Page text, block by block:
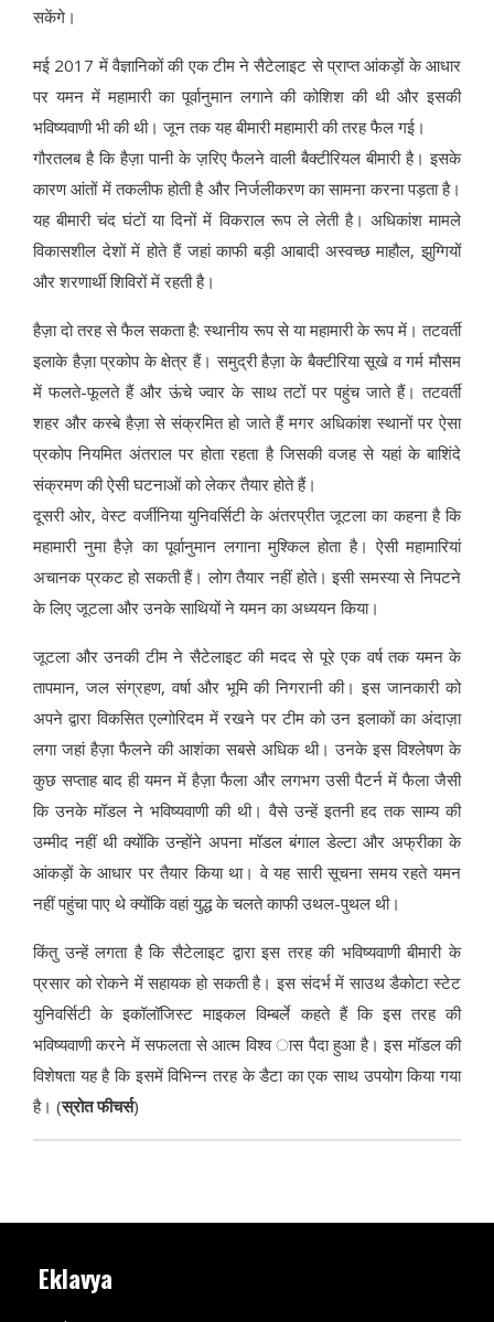
सकेंगे।
मई 2017 में वैज्ञानिकों की एक टीम ने सैटेलाइट से प्राप्त आंकड़ों के आधार
पर यमन में महामारी का पूर्वानुमान लगाने की कोशिश की थी और इसकी
भविष्यवाणी भी की थी। जून तक यह बीमारी महामारी की तरह फैल गई।
गौरतलब है कि हैज़ा पानी के ज़रिए फैलने वाली बैक्टीरियल बीमारी है। इसके
कारण आंतों में तकलीफ होती है और निर्जलीकरण का सामना करना पड़ता है।
यह बीमारी चंद घंटों या दिनों में विकराल रूप ले लेती है। अधिकांश मामले
विकासशील देशों में होते हैं जहां काफी बड़ी आबादी अस्वच्छ माहौल, झुग्गियों
और शरणार्थी शिविरों में रहती है।
हैज़ा दो तरह से फैल सकता है: स्थानीय रूप से या महामारी के रूप में। तटवर्ती
इलाके हैज़ा प्रकोप के क्षेत्र हैं। समुद्री हैज़ा के बैक्टीरिया सूखे व गर्म मौसम
में फलते-फूलते हैं और ऊंचे ज्वार के साथ तटों पर पहुंच जाते हैं। तटवर्ती
शहर और कस्बे हैज़ा से संक्रमित हो जाते हैं मगर अधिकांश स्थानों पर ऐसा
प्रकोप नियमित अंतराल पर होता रहता है जिसकी वजह से यहां के बाशिंदे
संक्रमण की ऐसी घटनाओं को लेकर तैयार होते हैं।
दूसरी ओर, वेस्ट वर्जीनिया युनिवर्सिटी के अंतरप्रीत जूटला का कहना है कि
महामारी नुमा हैज़े का पूर्वानुमान लगाना मुश्किल होता है। ऐसी महामारियां
अचानक प्रकट हो सकती हैं। लोग तैयार नहीं होते। इसी समस्या से निपटने
के लिए जूटला और उनके साथियों ने यमन का अध्ययन किया।
जूटला और उनकी टीम ने सैटेलाइट की मदद से पूरे एक वर्ष तक यमन के
तापमान, जल संग्रहण, वर्षा और भूमि की निगरानी की। इस जानकारी को
अपने द्वारा विकसित एल्गोरिदम में रखने पर टीम को उन इलाकों का अंदाज़ा
लगा जहां हैज़ा फैलने की आशंका सबसे अधिक थी। उनके इस विश्लेषण के
कुछ सप्ताह बाद ही यमन में हैज़ा फैला और लगभग उसी पैटर्न में फैला जैसी
कि उनके मॉडल ने भविष्यवाणी की थी। वैसे उन्हें इतनी हद तक साम्य की
उम्मीद नहीं थी क्योंकि उन्होंने अपना मॉडल बंगाल डेल्टा और अफ्रीका के
आंकड़ों के आधार पर तैयार किया था। वे यह सारी सूचना समय रहते यमन
नहीं पहुंचा पाए थे क्योंकि वहां युद्ध के चलते काफी उथल-पुथल थी।
किंतु उन्हें लगता है कि सैटेलाइट द्वारा इस तरह की भविष्यवाणी बीमारी के
प्रसार को रोकने में सहायक हो सकती है। इस संदर्भ में साउथ डैकोटा स्टेट
युनिवर्सिटी के इकॉलॉजिस्ट माइकल विम्बर्ले कहते हैं कि इस तरह की
भविष्यवाणी करने में सफलता से आत्म विश्व ास पैदा हुआ है। इस मॉडल की
विशेषता यह है कि इसमें विभिन्न तरह के डैटा का एक साथ उपयोग किया गया
है। (स्रोत फीचर्स)
Eklavya